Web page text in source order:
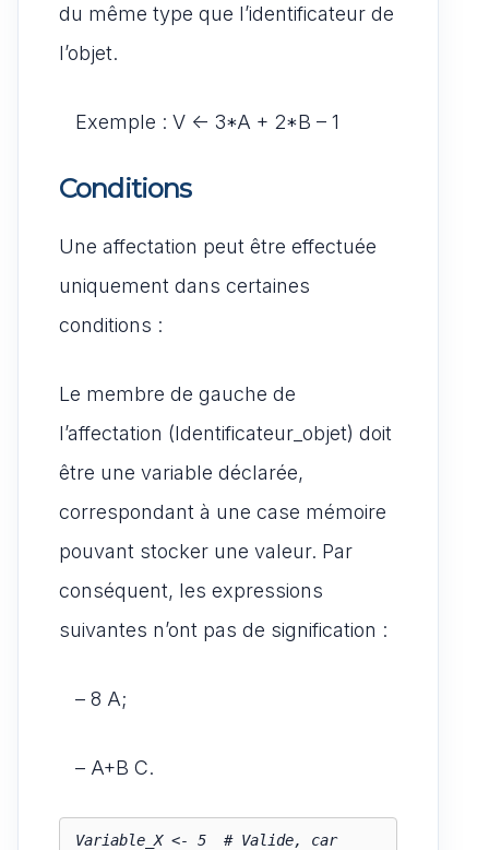
du même type que l’identificateur de
l’objet.
Exemple : V <- 3*A + 2*B – 1
Conditions
Une affectation peut être effectuée
uniquement dans certaines
conditions :
Le membre de gauche de
l’affectation (Identificateur_objet) doit
être une variable déclarée,
correspondant à une case mémoire
pouvant stocker une valeur. Par
conséquent, les expressions
suivantes n’ont pas de signification :
– 8 A;
– A+B C.
Variable_X <- 5  # Valide, car